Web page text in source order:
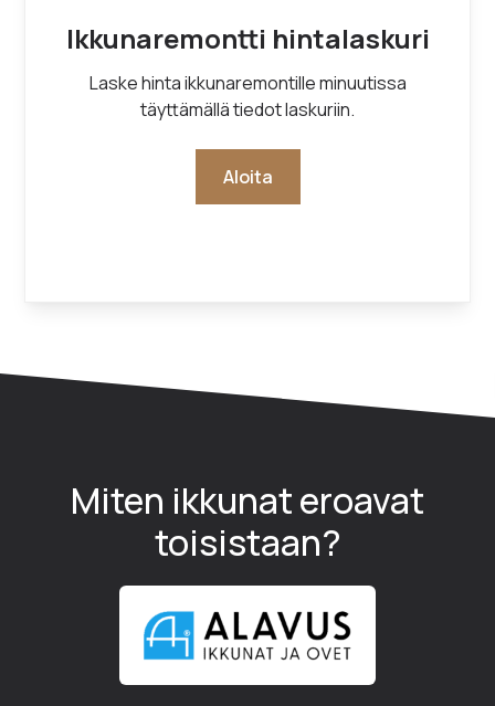
Ikkunaremontti hintalaskuri
Laske hinta ikkunaremontille minuutissa
täyttämällä tiedot laskuriin.
Aloita
Miten ikkunat eroavat
toisistaan?